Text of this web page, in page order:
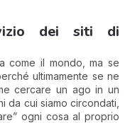
dei siti di
come il mondo, ma se
ultimamente se ne
cercare un ago in un
da cui siamo circondati,
ogni cosa al proprio